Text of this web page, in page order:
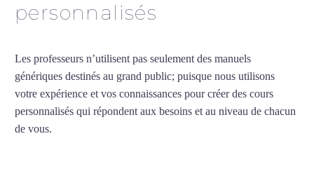
personnalisés
Les professeurs n’utilisent pas seulement des manuels
génériques destinés au grand public; puisque nous utilisons
votre expérience et vos connaissances pour créer des cours
personnalisés qui répondent aux besoins et au niveau de chacun
de vous.